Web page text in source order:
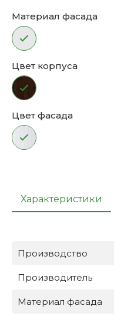
Материал фасада
Цвет корпуса
Цвет фасада
Характеристики
Производство
Производитель
Материал фасада